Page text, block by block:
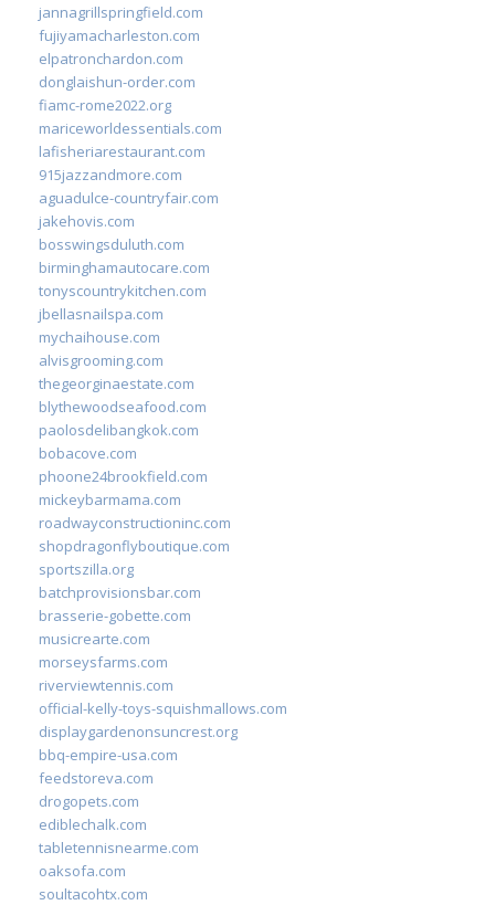
jannagrillspringfield.com
fujiyamacharleston.com
elpatronchardon.com
donglaishun-order.com
fiamc-rome2022.org
mariceworldessentials.com
lafisheriarestaurant.com
915jazzandmore.com
aguadulce-countryfair.com
jakehovis.com
bosswingsduluth.com
birminghamautocare.com
tonyscountrykitchen.com
jbellasnailspa.com
mychaihouse.com
alvisgrooming.com
thegeorginaestate.com
blythewoodseafood.com
paolosdelibangkok.com
bobacove.com
phoone24brookfield.com
mickeybarmama.com
roadwayconstructioninc.com
shopdragonflyboutique.com
sportszilla.org
batchprovisionsbar.com
brasserie-gobette.com
musicrearte.com
morseysfarms.com
riverviewtennis.com
official-kelly-toys-squishmallows.com
displaygardenonsuncrest.org
bbq-empire-usa.com
feedstoreva.com
drogopets.com
ediblechalk.com
tabletennisnearme.com
oaksofa.com
soultacohtx.com